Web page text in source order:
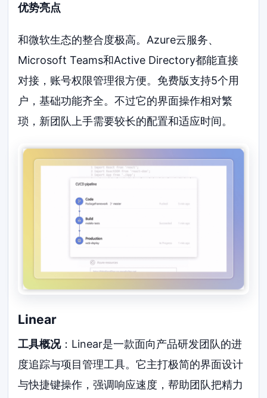
优势亮点
和微软生态的整合度极高。Azure云服务、
Microsoft Teams和Active Directory都能直接
对接，账号权限管理很方便。免费版支持5个用
户，基础功能齐全。不过它的界面操作相对繁
琐，新团队上手需要较长的配置和适应时间。
Linear
工具概况：Linear是一款面向产品研发团队的进
度追踪与项目管理工具。它主打极简的界面设计
与快捷键操作，强调响应速度，帮助团队把精力